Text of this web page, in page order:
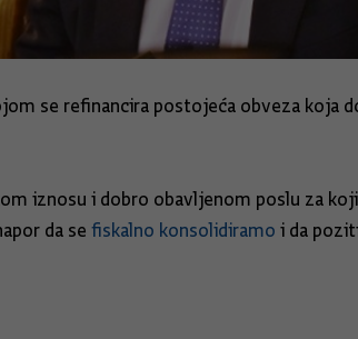
se refinancira postojeća obveza koja
iznosu i dobro obavljenom poslu za
da se fiskalno konsolidiramo i da